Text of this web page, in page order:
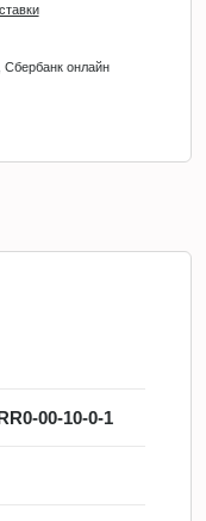
Сбербанк онлайн
00-10-0-1